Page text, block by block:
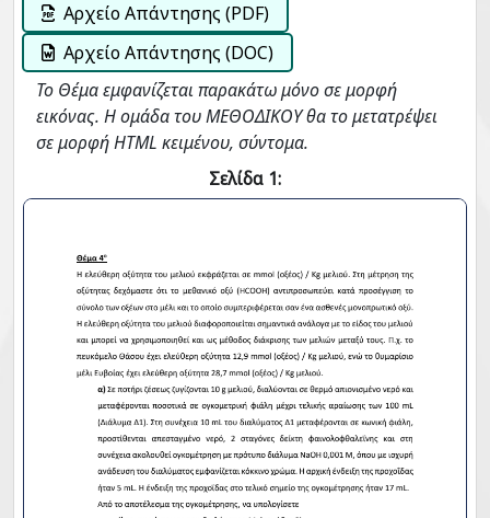
Αρχείο Απάντησης (PDF)
Αρχείο Απάντησης (DOC)
Το Θέμα εμφανίζεται παρακάτω μόνο σε μορφή
εικόνας. Η ομάδα του ΜΕΘΟΔΙΚΟΥ θα το μετατρέψει
σε μορφή HTML κειμένου, σύντομα.
Σελίδα 1: